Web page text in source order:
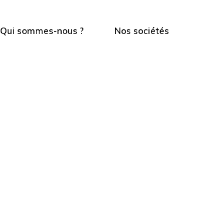
Qui sommes-nous ? Nos sociétés